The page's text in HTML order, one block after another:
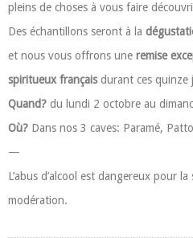
pleins de choses à vous faire
Des échantillons seront à la
et nous vous offrons une remise
spiritueux françaisdurant ces quinze
Quand? du lundi 2 octobre au
Où? Dans nos 3 caves: Paramé,
—
L’abus d’alcool est dangereux pour
modération.